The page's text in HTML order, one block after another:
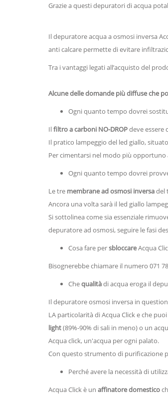
Grazie a questi depuratori di acqua
Il depuratore acqua a osmosi inversa
anti calcare permette di evitare
Tra i vantaggi legati all’acquisto del
Alcune delle domande più diffuse che
Ogni quanto tempo dovrei
Ilfiltro a carboni NO-DROPdeve essere
Il pratico lampeggio del led giallo,
Per cimentarsi nel modo più opportuno
Ogni quanto tempo dovrei
Le tre membrane ad osmosi inversadel
Ancora una volta sarà il led giallo
Si sottolinea come sia essenziale
depuratore ad osmosi, seguire le fasi
Cosa fare persbloccareAcqua
Bisognerebbe chiamare il numero 071
Chequalitàdi acqua eroga il
Il depuratore osmosi inversa in
LA particolarità di Acqua Click e che
light(89%-90% di sali in meno) o un
Acqua click, un'acqua per ogni palato.
Con questo strumento di purificazione
Perché avere la necessità di
Acqua Click è un affinatore domestico